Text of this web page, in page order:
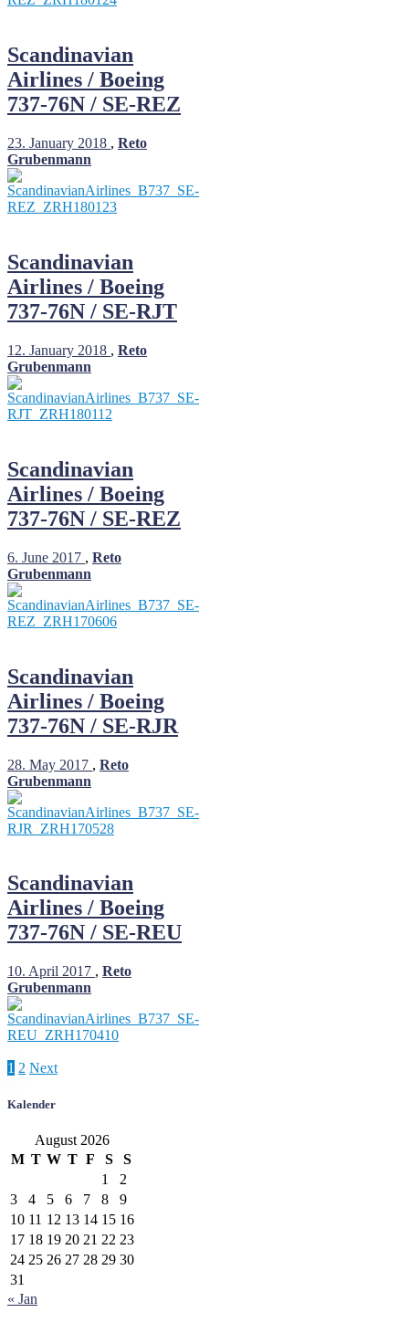
Scandinavian
Airlines / Boeing
737-76N / SE-REZ
23. January 2018 , Reto
Grubenmann
Scandinavian
Airlines / Boeing
737-76N / SE-RJT
12. January 2018 , Reto
Grubenmann
Scandinavian
Airlines / Boeing
737-76N / SE-REZ
6. June 2017 , Reto
Grubenmann
Scandinavian
Airlines / Boeing
737-76N / SE-RJR
28. May 2017 , Reto
Grubenmann
Scandinavian
Airlines / Boeing
737-76N / SE-REU
10. April 2017 , Reto
Grubenmann
Posts
pagination
1 2 Next
Kalender
August 2026
M T W T F S
S
1
2
3
4 5 6 7 8
9
10 11 12 13 14 15 16
17 18 19 20 21 22 23
24 25 26 27 28 29 30
31
« Jan